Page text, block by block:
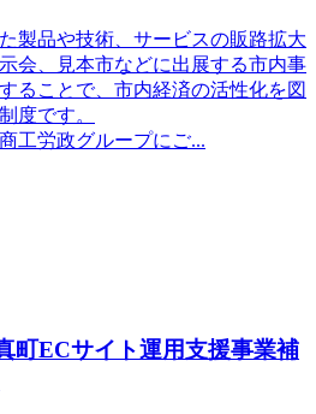
製品や技術、サービスの販路拡大
会、見本市などに出展する市内事
ることで、市内経済の活性化を図
度です。
工労政グループにご...
町ECサイト運用支援事業補